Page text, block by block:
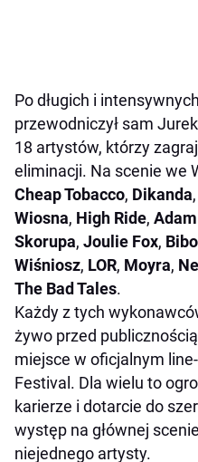
Po długich i
przewodniczył sam
18 artystów, którzy
eliminacji. Na scenie we
Cheap Tobacco, Dikanda,
Wiosna, High Ride,
Skorupa, Joulie Fox,
Wiśniosz, LOR, Moyra,
The Bad Tales.
Każdy z tych
żywo przed
miejsce w oficjalnym line-
Festival. Dla wielu to
karierze i dotarcie do
występ na głównej
niejednego artysty.